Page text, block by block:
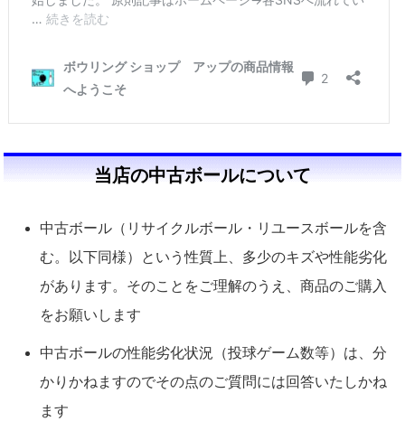
当店の中古ボールについて
中古ボール（リサイクルボール・リユースボールを含
む。以下同様）という性質上、多少のキズや性能劣化
があります。そのことをご理解のうえ、商品のご購入
をお願いします
中古ボールの性能劣化状況（投球ゲーム数等）は、分
かりかねますのでその点のご質問には回答いたしかね
ます